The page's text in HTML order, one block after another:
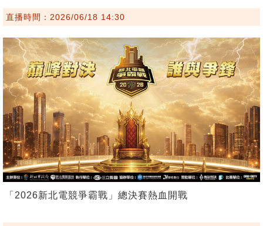
直播時間：2026/06/18 14:30
「2026新北電競爭霸戰」總決賽熱血開戰